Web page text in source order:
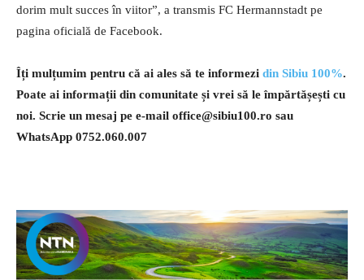
dorim mult succes în viitor”, a transmis FC Hermannstadt pe
pagina oficială de Facebook.
Îți mulțumim pentru că ai ales să te informezi din Sibiu 100%.
Poate ai informații din comunitate și vrei să le împărtășești cu
noi. Scrie un mesaj pe e-mail office@sibiu100.ro sau
WhatsApp 0752.060.007